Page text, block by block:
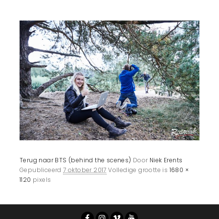
Terug naar BTS (behind the scenes) Door Niek Erents
Gepubliceerd7 oktober 2017 Volledige grootte is 1680 ×
1120 pixels